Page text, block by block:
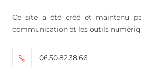
Ce site a été créé et maintenu
communication et les outils
06.50.82.38.66